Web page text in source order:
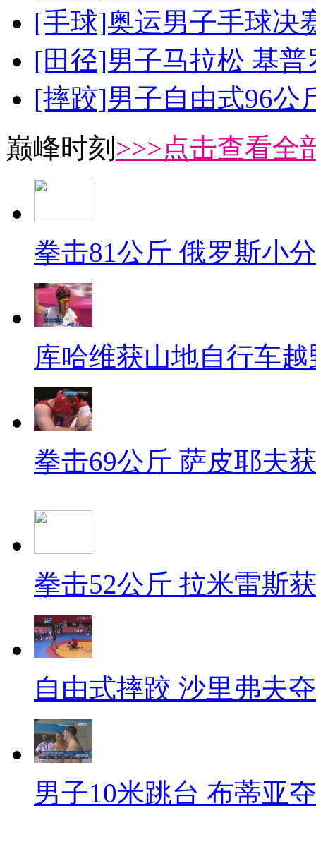
[手球]奥运男子手球决
[田径]男子马拉松 基
[摔跤]男子自由式96公
巅峰时刻 >>>点击查看全
拳击81公斤 俄罗斯小
库哈维获山地自行车
拳击69公斤 萨皮耶夫
拳击52公斤 拉米雷斯
自由式摔跤 沙里弗夫
男子10米跳台 布蒂亚